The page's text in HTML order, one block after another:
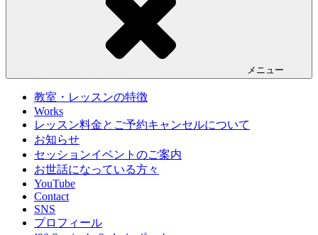
メニュー
教室・レッスンの特徴
Works
レッスン料金とご予約キャンセルについて
お知らせ
セッションイベントのご案内
お世話になっている方々
YouTube
Contact
SNS
プロフィール